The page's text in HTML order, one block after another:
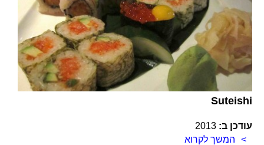
Suteishi
עודכן ב: 2013
המשך לקרוא